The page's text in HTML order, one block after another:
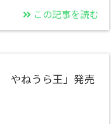
この記事を読む
やねうら王」発売